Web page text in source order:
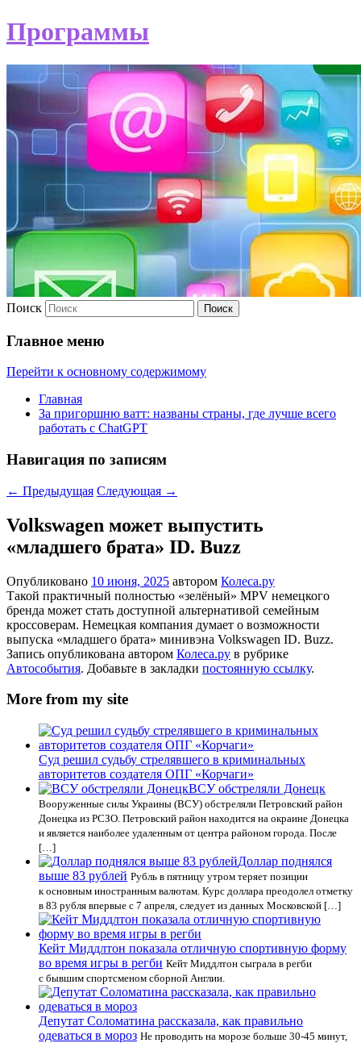
Программы
Поиск
Главное меню
Перейти к основному содержимому
Главная
За пригоршню ватт: названы страны, где лучше всего
работать с ChatGPT
Навигация по записям
← Предыдущая Следующая →
Volkswagen может выпустить
«младшего брата» ID. Buzz
Опубликовано 10 июня, 2025 автором Колеса.ру
Такой практичный полностью «зелёный» MPV немецкого
бренда может стать доступной альтернативой семейным
кроссоверам. Немецкая компания думает о возможности
выпуска «младшего брата» минивэна Volkswagen ID. Buzz.
Запись опубликована автором Колеса.ру в рубрике
Автособытия. Добавьте в закладки постоянную ссылку.
More from my site
Суд решил судьбу стрелявшего в криминальных
авторитетов создателя ОПГ «Корчаги»
ВСУ обстреляли Донецк
Вооруженные силы Украины (ВСУ) обстреляли Петровский район
Донецка из РСЗО. Петровский район находится на окраине Донецка
и является наиболее удаленным от центра районом города. После
[…]
Доллар поднялся
выше 83 рублей Рубль в пятницу утром теряет позиции
к основным иностранным валютам. Курс доллара преодолел отметку
в 83 рубля впервые с 7 апреля, следует из данных Московской […]
Кейт Миддлтон показала отличную спортивную форму
во время игры в регби Кейт Миддлтон сыграла в регби
с бывшим спортсменом сборной Англии.
Депутат Соломатина рассказала, как правильно
одеваться в мороз Не проводить на морозе больше 30-45 минут,